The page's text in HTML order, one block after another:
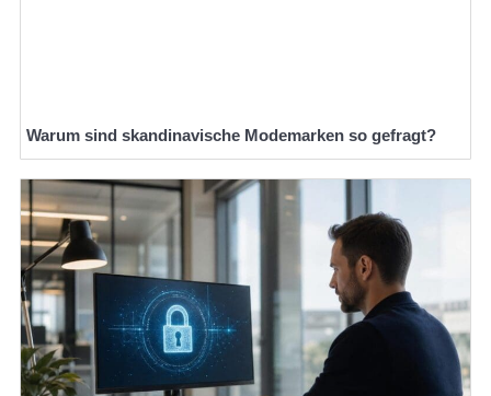
Warum sind skandinavische Modemarken so gefragt?